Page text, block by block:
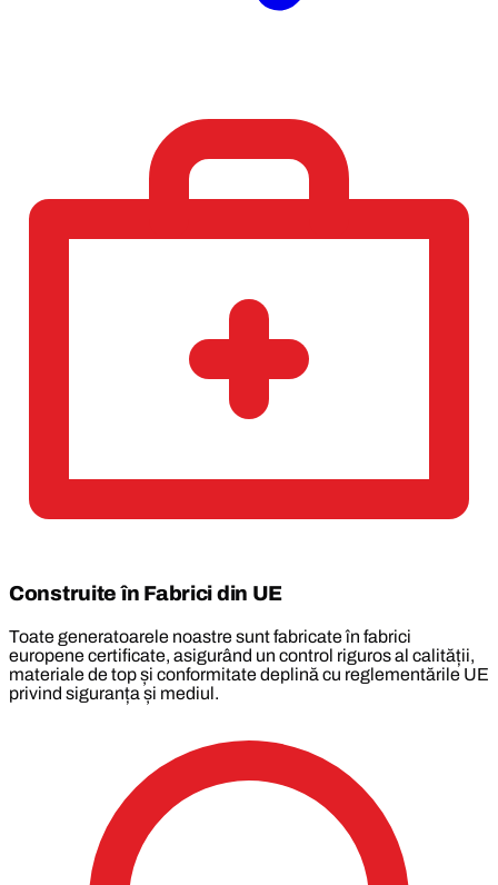
Construite în Fabrici din UE
Toate generatoarele noastre sunt fabricate în fabrici
europene certificate, asigurând un control riguros al calității,
materiale de top și conformitate deplină cu reglementările UE
privind siguranța și mediul.